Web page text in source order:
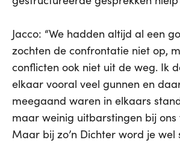
Jacco: “We hadden altijd al een
zochten de confrontatie niet op,
conflicten ook niet uit de weg. Ik
elkaar vooral veel gunnen en
meegaand waren in elkaars
maar weinig uitbarstingen bij ons
Maar bij zo’n Dichter word je wel